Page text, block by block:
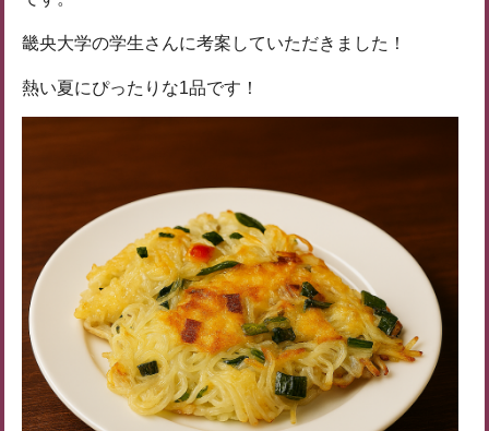
畿央大学の学生さんに考案していただきました！
熱い夏にぴったりな1品です！